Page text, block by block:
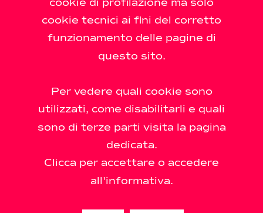
cookie tecnici ai fini del corretto
funzionamento delle pagine di
questo sito.
Per vedere quali cookie sono
utilizzati, come disabilitarli e quali
sono di terze parti visita la pagina
dedicata.
Clicca per accettare o accedere
all'informativa.